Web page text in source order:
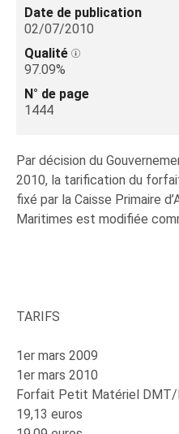
Date de publication
02/07/2010
Qualité
97.09%
N° de page
1444
Par décision du
2010, la tarification du
fixé par la Caisse Primaire
Maritimes est modifiée
TARIFS
1er mars 2009
1er mars 2010
Forfait Petit Matériel
19,13 euros